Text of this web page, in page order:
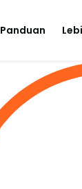
Panduan